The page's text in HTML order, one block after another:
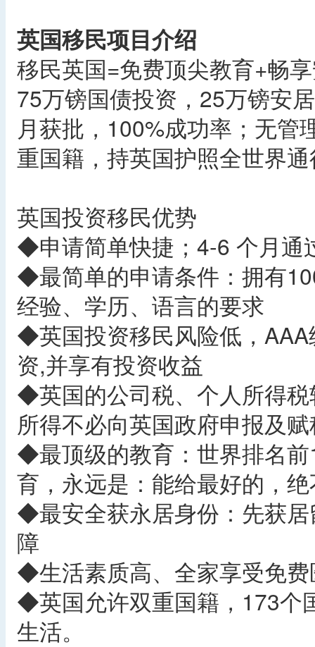
英国移民项目介绍
移民英国=免费顶尖教育+畅
75万镑国债投资，25万镑安
月获批，100%成功率；无管
重国籍，持英国护照全世界
英国投资移民优势
◆申请简单快捷；4-6 个月通
◆最简单的申请条件：拥有
经验、学历、语言的要求
◆英国投资移民风险低，
资,并享有投资收益
◆英国的公司税、个人所得
所得不必向英国政府申报及
◆最顶级的教育：世界排名
育，永远是：能给最好的，
◆最安全获永居身份：先获
障
◆生活素质高、全家享受免
◆英国允许双重国籍，173个
生活。